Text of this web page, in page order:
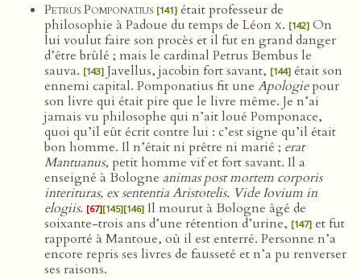
Petrus Pomponatius [141] était professeur de
philosophie à Padoue du temps de Léon x. [142] On
lui voulut faire son procès et il fut en grand danger
d’être brûlé ; mais le cardinal Petrus Bembus le
sauva. [143] Javellus, jacobin fort savant, [144] était son
ennemi capital. Pomponatius fit une Apologiepour
son livre qui était pire que le livre même. Je n’ai
jamais vu philosophe qui n’ait loué Pomponace,
quoi qu’il eût écrit contre lui : c’est signe qu’il était
bon homme. Il n’était ni prêtre ni marié ; erat
Mantuanus, petit homme vif et fort savant. Il a
enseigné à Bologne animas post mortem corporis
interituras, ex sententia Aristotelis. Vide Iovium in
elogiis. [67][145][146] Il mourut à Bologne âgé de
soixante-trois ans d’une rétention d’urine, [147] et fut
rapporté à Mantoue, où il est enterré. Personne n’a
encore repris ses livres de fausseté et n’a pu renverser
ses raisons.